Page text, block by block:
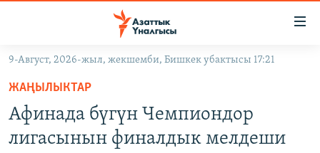
Навигацияга
өтүңүз
Издөөгө
салыңыз
КЫРГЫЗСТАН
КЫРГЫЗСТАН
ДҮЙНӨ
9-Август, 2026-жыл, жекшемби, Бишкек убактысы 17:21
ЖАҢЫЛЫКТАР
Афинада бүгүн Чемпиондор
лигасынын финалдык мелдеши